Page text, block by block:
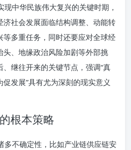
现中华民族伟大复兴的关键时期，
济社会发展面临结构调整、动能转
多重任务，同时还要应对全球经
、地缘政治风险加剧等外部挑
继往开来的关键节点，强调“真
发展”具有尤为深刻的现实意义
根本策略
多不确定性，比如产业链供应链安